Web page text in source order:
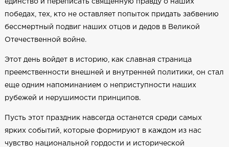
единство и переписать священную правду о наших
победах, тех, кто не оставляет попыток придать забвению
бессмертный подвиг наших отцов и дедов в Великой
Отечественной войне.
Этот день войдет в историю, как славная страница
преемственности внешней и внутренней политики, он стал
еще одним напоминанием о неприступности наших
рубежей и нерушимости принципов.
Пусть этот праздник навсегда останется среди самых
ярких событий, которые формируют в каждом из нас
чувство национальной гордости и исторической